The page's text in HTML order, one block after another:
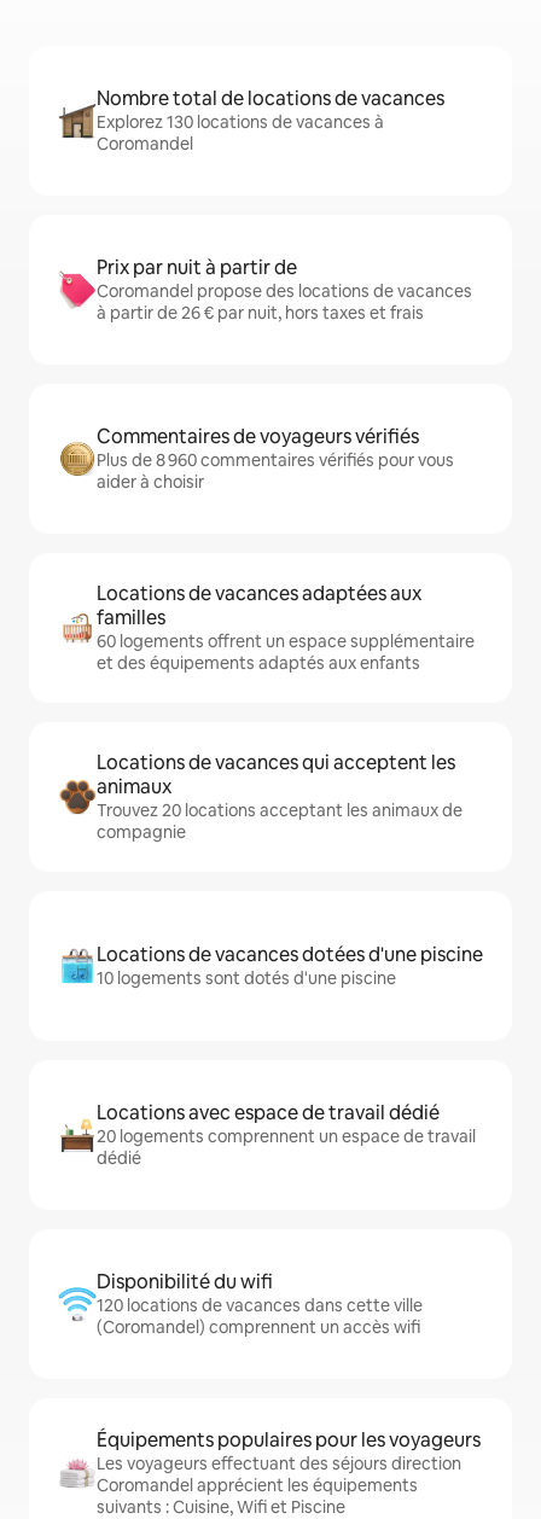
Nombre total de locations de vacances
Explorez 130 locations de vacances à
Coromandel
Prix par nuit à partir de
Coromandel propose des locations de vacances
à partir de 26 € par nuit, hors taxes et frais
Commentaires de voyageurs vérifiés
Plus de 8 960 commentaires vérifiés pour vous
aider à choisir
Locations de vacances adaptées aux
familles
60 logements offrent un espace supplémentaire
et des équipements adaptés aux enfants
Locations de vacances qui acceptent les
animaux
Trouvez 20 locations acceptant les animaux de
compagnie
Locations de vacances dotées d'une piscine
10 logements sont dotés d'une piscine
Locations avec espace de travail dédié
20 logements comprennent un espace de travail
dédié
Disponibilité du wifi
120 locations de vacances dans cette ville
(Coromandel) comprennent un accès wifi
Équipements populaires pour les voyageurs
Les voyageurs effectuant des séjours direction
Coromandel apprécient les équipements
suivants : Cuisine, Wifi et Piscine